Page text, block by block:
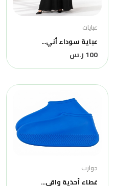
عبايات
عباية سوداء أني...
100 ر.س
جوارب
غطاء أحذية واقي...